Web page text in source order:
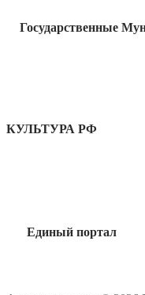
Государственные
КУЛЬТУРА РФ
Единый портал